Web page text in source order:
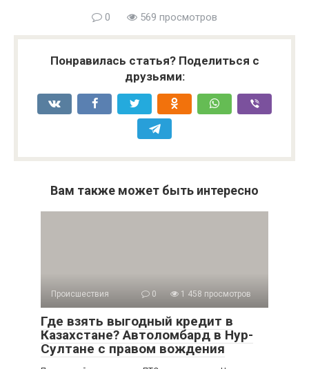
0 569 просмотров
Понравилась статья? Поделиться с
друзьями:
Вам также может быть интересно
Происшествия 0 1 458 просмотров
Где взять выгодный кредит в
Казахстане? Автоломбард в Нур-
Султане с правом вождения